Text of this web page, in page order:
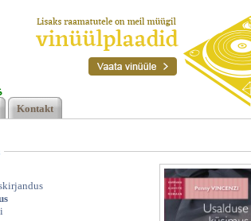
Kontakt